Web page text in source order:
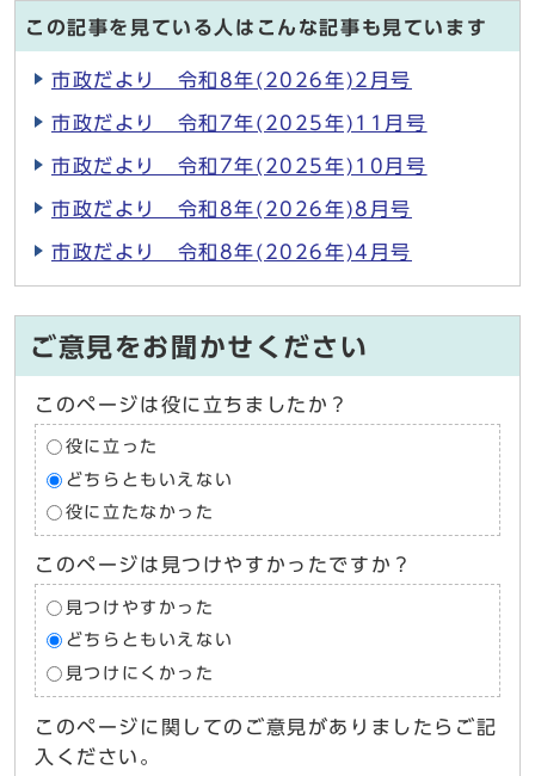
この記事を見ている人はこんな記事も見ています
市政だより 令和8年(2026年)2月号
市政だより 令和7年(2025年)11月号
市政だより 令和7年(2025年)10月号
市政だより 令和8年(2026年)8月号
市政だより 令和8年(2026年)4月号
ご意見をお聞かせください
このページは役に立ちましたか？
役に立った
どちらともいえない
役に立たなかった
このページは見つけやすかったですか？
見つけやすかった
どちらともいえない
見つけにくかった
このページに関してのご意見がありましたらご記
入ください。